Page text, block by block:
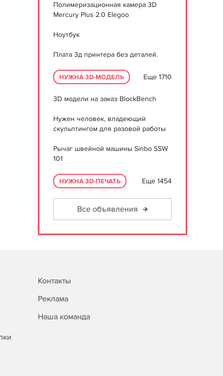
Полимеризационная камера 3D
Mercury Plus 2.0 Elegoo
Ноутбук
Плата 3д принтера без деталей.
НУЖНА 3D-МОДЕЛЬ Еще 1710
3D модели на заказ BlockBench
Нужен человек, владеющий
скульптингом для разовой работы
Рычаг швейной машины Sinbo SSW
101
НУЖНА 3D-ПЕЧАТЬ Еще 1454
Все объявления
Контакты
Реклама
Наша команда